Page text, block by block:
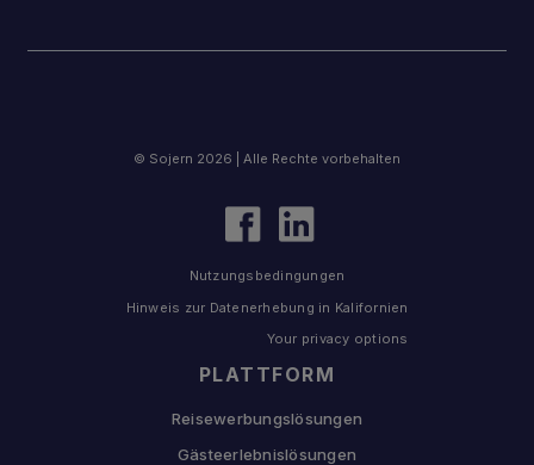
PLATTFORM
Reisewerbungslösungen
Gästeerlebnislösungen
© Sojern 2026 | Alle Rechte vorbehalten
Nutzungsbedingungen
Hinweis zur Datenerhebung in Kalifornien
Your privacy options